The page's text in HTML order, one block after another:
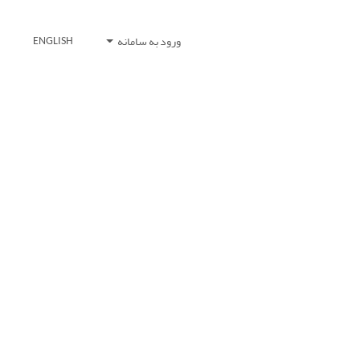
ورود به سامانه ENGLISH